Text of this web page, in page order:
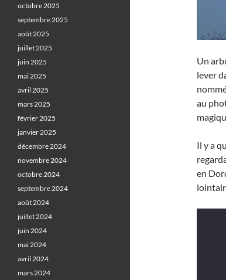
Un
lever
au
Il y a
en
octobre 2025
septembre 2025
août 2025
juillet 2025
juin 2025
mai 2025
avril 2025
mars 2025
février 2025
janvier 2025
décembre 2024
novembre 2024
octobre 2024
septembre 2024
août 2024
juillet 2024
juin 2024
mai 2024
avril 2024
mars 2024